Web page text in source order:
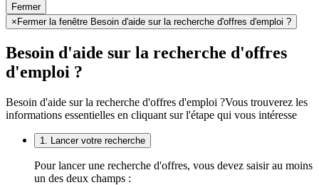
Fermer
× Fermer la fenêtre Besoin d'aide sur la recherche d'offres d'emploi ?
Besoin d'aide sur la recherche d'offres
d'emploi ?
Besoin d'aide sur la recherche d'offres d'emploi ?Vous trouverez les
informations essentielles en cliquant sur l'étape qui vous intéresse
1. Lancer votre recherche
Pour lancer une recherche d'offres, vous devez saisir au moins
un des deux champs :